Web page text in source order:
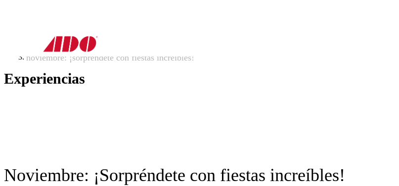
experiencias_v1
noviembre: ¡sorpréndete con fiestas increíbles!
Experiencias
Noviembre: ¡Sorpréndete con fiestas increíbles!